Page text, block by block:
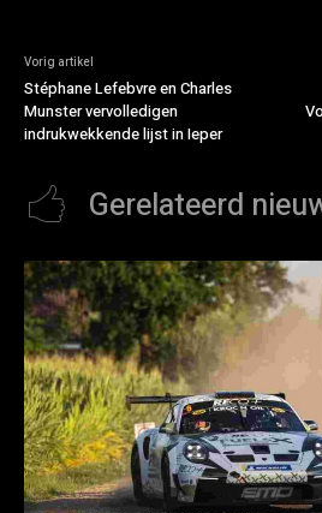
Vorig artikel
Stéphane Lefebvre en Charles
Munster vervolledigen
indrukwekkende lijst in Ieper
Gerelateerd